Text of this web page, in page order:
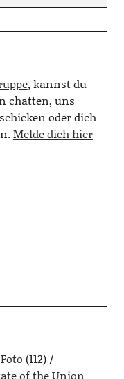
, kannst du
chatten, uns
oder dich
Melde dich hier
Foto (112)
of the Union